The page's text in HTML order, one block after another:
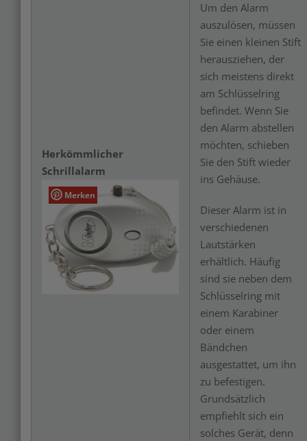
Herkömmlicher
Schrillalarm
Merken
Um den Alarm
auszulösen, müssen
Sie einen kleinen Stift
herausziehen, der
sich meistens direkt
am Schlüsselring
befindet. Wenn Sie
den Alarm abstellen
möchten, schieben
Sie den Stift wieder
ins Gehäuse.
Dieser Alarm ist in
verschiedenen
Lautstärken
erhältlich. Häufig
sind sie neben dem
Schlüsselring mit
einem Karabiner
oder einem
Bändchen
ausgestattet, um ihn
zu befestigen.
Grundsätzlich
empfiehlt sich ein
solches Gerät, denn